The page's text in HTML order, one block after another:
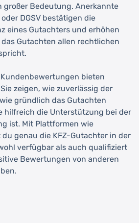
großer Bedeutung. Anerkannte
DGSV bestätigen die
eines Gutachters und erhöhen
Gutachten allen rechtlichen
bieten
zeigen, wie zuverlässig der
gründlich das Gutachten
hilfreich die Unterstützung bei der
ist. Mit Plattformen wie
du genau die KFZ-Gutachter in der
verfügbar als auch qualifiziert
Bewertungen von anderen